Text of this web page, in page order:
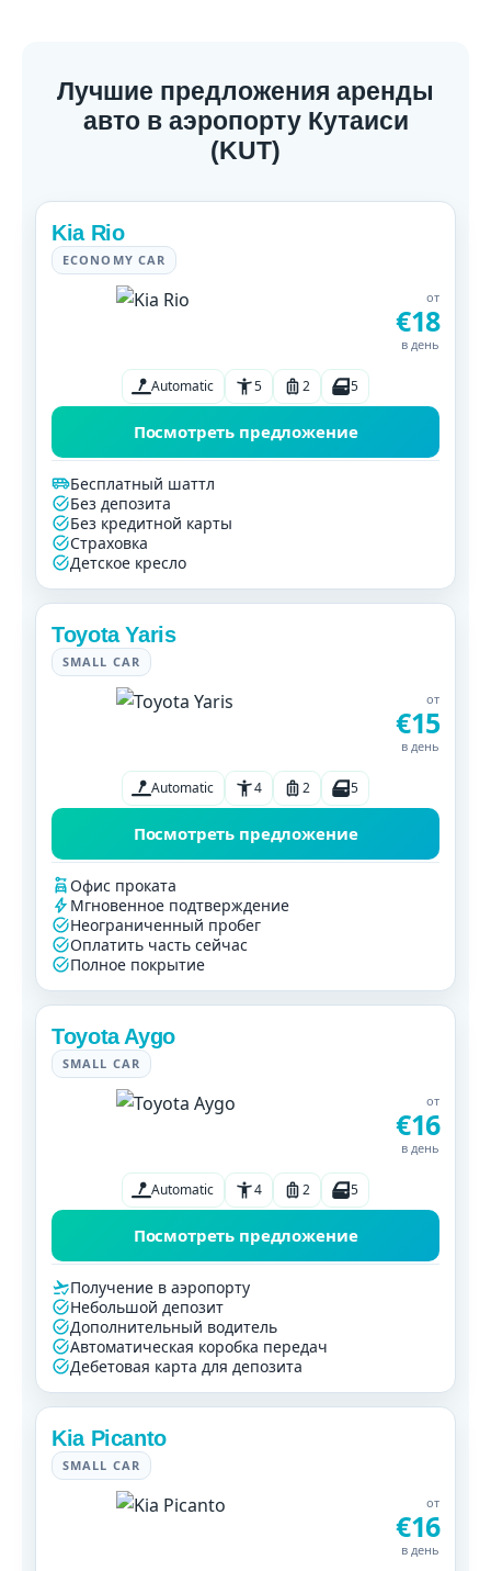
Лучшие предложения аренды
авто в аэропорту Кутаиси
(KUT)
Kia Rio
ECONOMY CAR
от
€18
в день
Automatic 5 2 5
Посмотреть предложение
Бесплатный шаттл
Без депозита
Без кредитной карты
Страховка
Детское кресло
Toyota Yaris
SMALL CAR
от
€15
в день
Automatic 4 2 5
Посмотреть предложение
Офис проката
Мгновенное подтверждение
Неограниченный пробег
Оплатить часть сейчас
Полное покрытие
Toyota Aygo
SMALL CAR
от
€16
в день
Automatic 4 2 5
Посмотреть предложение
Получение в аэропорту
Небольшой депозит
Дополнительный водитель
Автоматическая коробка передач
Дебетовая карта для депозита
Kia Picanto
SMALL CAR
от
€16
в день